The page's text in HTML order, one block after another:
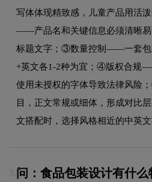
写体体现精致感，儿童产品用活
——产品名和关键信息必须清晰易
标题文字；③数量控制——一套包
+英文各1-2种为宜；④版权合规
使用未授权的字体导致法律风
目，正文常规或细体，形成对
文搭配时，选择风格相近的中英文
3. 问：食品包装设计有什么